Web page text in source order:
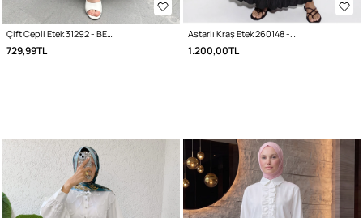
Çift Cepli Etek 31292 - BEBE MAVİSİ
729,99TL
Astarlı Kraş Etek 260148 - SİYAH
1.200,00TL